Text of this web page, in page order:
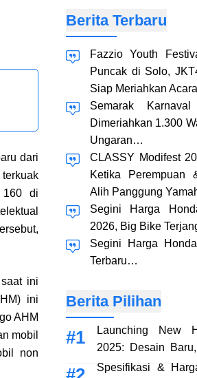
dari
160 di
ini
ini
AHM
mobil
non
Berita Terbaru
Fazzio Youth
Puncak di Solo,
Siap Meriahkan
Semarak
Dimeriahkan 1.300
Ungaran…
CLASSY Modifest
Ketika Perempuan
Alih Panggung
Segini Harga
2026, Big Bike
Segini Harga
Terbaru…
Berita Pilihan
Launching New
2025: Desain
eSAF…!!
Spesifikasi &